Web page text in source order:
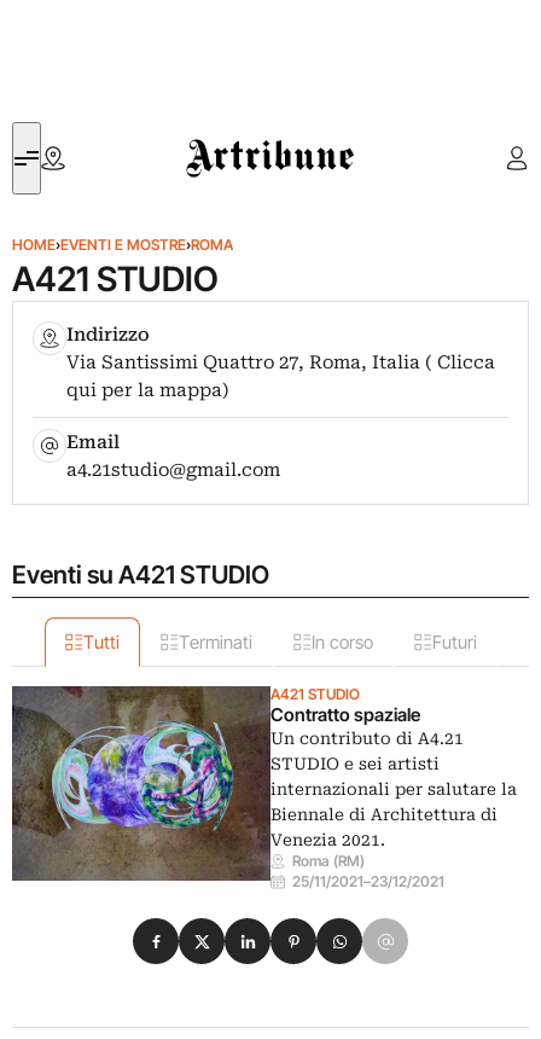
Artribune
HOME›EVENTI E MOSTRE›ROMA
A421 STUDIO
Indirizzo
Via Santissimi Quattro 27, Roma, Italia ( Clicca
qui per la mappa)
Email
a4.21studio@gmail.com
Eventi su A421 STUDIO
Tutti Terminati In corso Futuri
A421 STUDIO
Contratto spaziale
Un contributo di A4.21
STUDIO e sei artisti
internazionali per salutare la
Biennale di Architettura di
Venezia 2021.
Roma (RM)
25/11/2021–23/12/2021
Condividi su Facebook
Condividi su X
Condividi su LinkedIn
Condividi su Pinterest
Condividi su WhatsApp
Condividi su Email